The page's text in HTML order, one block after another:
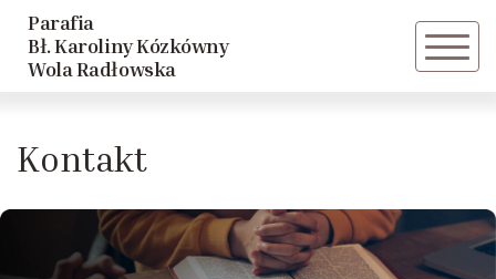
Parafia
Bł. Karoliny Kózkówny
Wola Radłowska
Duszpasterze
Kontakt